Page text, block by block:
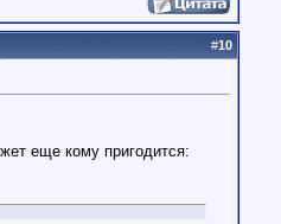
#10
еще кому пригодится: